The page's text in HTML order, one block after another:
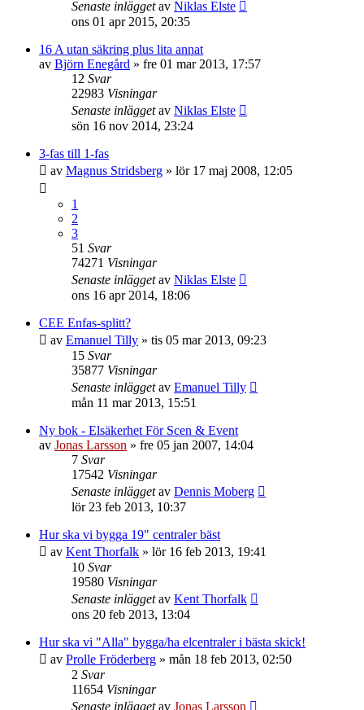
Senaste inläggetav Niklas Elste
ons 01 apr 2015, 20:35
16 A utan säkring plus lita annat
av Björn Enegård » fre 01 mar 2013, 17:57
12 Svar
22983 Visningar
Senaste inläggetav Niklas Elste
sön 16 nov 2014, 23:24
3-fas till 1-fas
av Magnus Stridsberg » lör 17 maj 2008, 12:05
1
2
3
51 Svar
74271 Visningar
Senaste inläggetav Niklas Elste
ons 16 apr 2014, 18:06
CEE Enfas-splitt?
av Emanuel Tilly » tis 05 mar 2013, 09:23
15 Svar
35877 Visningar
Senaste inläggetav Emanuel Tilly
mån 11 mar 2013, 15:51
Ny bok - Elsäkerhet För Scen & Event
av Jonas Larsson » fre 05 jan 2007, 14:04
7 Svar
17542 Visningar
Senaste inläggetav Dennis Moberg
lör 23 feb 2013, 10:37
Hur ska vi bygga 19" centraler bäst
av Kent Thorfalk » lör 16 feb 2013, 19:41
10 Svar
19580 Visningar
Senaste inläggetav Kent Thorfalk
ons 20 feb 2013, 13:04
Hur ska vi "Alla" bygga/ha elcentraler i bästa skick!
av Prolle Fröderberg » mån 18 feb 2013, 02:50
2 Svar
11654 Visningar
Senaste inläggetav Jonas Larsson